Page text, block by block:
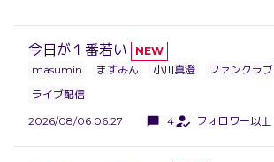
今日が１番若い
NEW
masumin
ますみん 小川真澄
ファンクラブ
ライブ配信
2026/08/06 06:27
4 フォロワー以上